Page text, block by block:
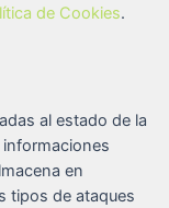
de Cookies.
al estado de la
en
tipos de ataques